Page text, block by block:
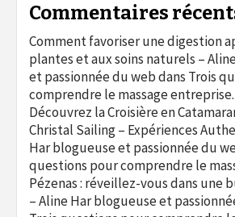
Commentaires
Comment favoriser une digestion
plantes et aux soins naturels –
et passionnée du webdans Trois
comprendre le massage entreprise.
Découvrez la Croisière en
Christal Sailing – Expériences
Har blogueuse et passionnée du
questions pour comprendre le
Pézenas : réveillez-vous dans une
– Aline Har blogueuse et